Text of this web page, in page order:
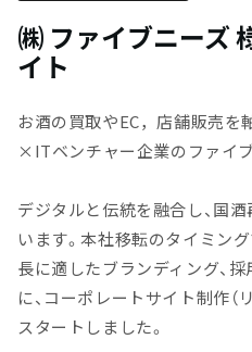
㈱ ファイブニーズ
イト
お酒の買取やEC，店舗販売
×ITベンチャー企業のファイブ
デジタルと伝統を融合し、国
います。本社移転のタイミン
長に適したブランディング、
に、コーポレートサイト制作
スタートしました。